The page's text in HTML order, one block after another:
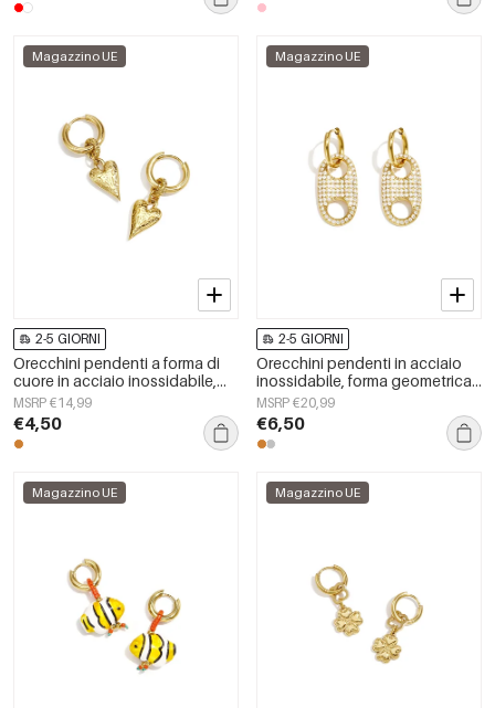
Magazzino UE
2-5 GIORNI
Orecchini pendenti a forma di
cuore in acciaio inossidabile,
serie Simple Daily Simple, gioielli
da donna
MSRP €14,99
€4,50
Magazzino UE
2-5 GIORNI
Orecchini pendenti in acciaio
inossidabile, forma geometrica,
semplici, serie &quot;Daily
Simple&quot;, gioielli da donna.
MSRP €20,99
€6,50
Magazzino UE Magazzino UE